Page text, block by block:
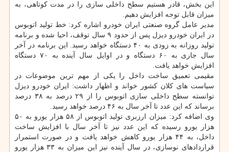
این بخش، قادر هستیم سطح داخلی سازی را در مدت کوتاهی، به
میزان قابل توجه افزایش دهیم.
مدیر عامل گروه صنعتی ایران خودرو اشاره کرد: خط تولید اتوبوس
در ایران خودرو دیزل پس از حدود ۹ سال توقف، احیا شده و برنامه
تولید روزانه به زودی به ۴۰ دستگاه خواهد رسید. این برنامه در آخر
سال جاری به ۶۰ دستگاه و در اوایل سال آینده به ۷۰ دستگاه
افزایش خواهد یافت.
مقیمی تعمیق ساخت داخل را یکی از مهم ترین موضوعات در
سیاست های کلان کشور خواند و اظهار داشت: ایران خودرو دیزل
توانسته سطح داخلی سازی اتوبوس را از ۲۹ درصد به ۳۸ درصد
برساند که این عدد تا آخر سال به ۴۶ درصد خواهد رسید.
وی اضافه کرد: میزان ارزبری تولید اتوبوس از ۵۸ هزار یورو به ۵۰
هزار یورو رسیده که این عدد نیز تا آخر سال با افزایش ساخت
داخل، به ۴۴ هزار یورو کاهش خواهد یافت و در صورت استمرار
قراردادهای نوسازی، در سال آینده نیز این میزان به ۳۳ هزار یورو